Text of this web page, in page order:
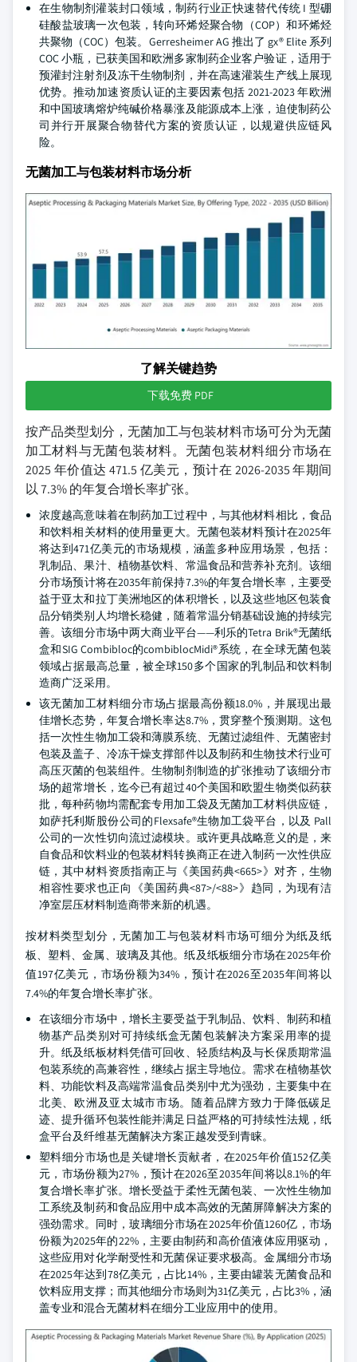
在生物制剂灌装封口领域，制药行业正快速替代传统 I 型硼
硅酸盐玻璃一次包装，转向环烯烃聚合物（COP）和环烯烃
共聚物（COC）包装。Gerresheimer AG 推出了 gx® Elite 系列
COC 小瓶，已获美国和欧洲多家制药企业客户验证，适用于
预灌封注射剂及冻干生物制剂，并在高速灌装生产线上展现
优势。推动加速资质认证的主要因素包括 2021-2023 年欧洲
和中国玻璃熔炉纯碱价格暴涨及能源成本上涨，迫使制药公
司并行开展聚合物替代方案的资质认证，以规避供应链风
险。
无菌加工与包装材料市场分析
了解关键趋势
下载免费 PDF
按产品类型划分，无菌加工与包装材料市场可分为无菌
加工材料与无菌包装材料。无菌包装材料细分市场在
2025 年价值达 471.5 亿美元，预计在 2026-2035 年期间
以 7.3% 的年复合增长率扩张。
浓度越高意味着在制药加工过程中，与其他材料相比，食品
和饮料相关材料的使用量更大。无菌包装材料预计在2025年
将达到471亿美元的市场规模，涵盖多种应用场景，包括：
乳制品、果汁、植物基饮料、常温食品和营养补充剂。该细
分市场预计将在2035年前保持7.3%的年复合增长率，主要受
益于亚太和拉丁美洲地区的体积增长，以及这些地区包装食
品分销类别人均增长稳健，随着常温分销基础设施的持续完
善。该细分市场中两大商业平台——利乐的Tetra Brik®无菌纸
盒和SIG Combibloc的combiblocMidi®系统，在全球无菌包装
领域占据最高总量，被全球150多个国家的乳制品和饮料制
造商广泛采用。
该无菌加工材料细分市场占据最高份额18.0%，并展现出最
佳增长态势，年复合增长率达8.7%，贯穿整个预测期。这包
括一次性生物加工袋和薄膜系统、无菌过滤组件、无菌密封
包装及盖子、冷冻干燥支撑部件以及制药和生物技术行业可
高压灭菌的包装组件。生物制剂制造的扩张推动了该细分市
场的超常增长，迄今已有超过40个美国和欧盟生物类似药获
批，每种药物均需配套专用加工袋及无菌加工材料供应链，
如萨托利斯股份公司的Flexsafe®生物加工袋平台，以及 Pall
公司的一次性切向流过滤模块。或许更具战略意义的是，来
自食品和饮料业的包装材料转换商正在进入制药一次性供应
链，其中材料资质指南正与《美国药典<665>》对齐，生物
相容性要求也正向《美国药典<87>/<88>》趋同，为现有洁
净室层压材料制造商带来新的机遇。
按材料类型划分，无菌加工与包装材料市场可细分为纸及纸
板、塑料、金属、玻璃及其他。纸及纸板细分市场在2025年价
值197亿美元，市场份额为34%，预计在2026至2035年间将以
7.4%的年复合增长率扩张。
在该细分市场中，增长主要受益于乳制品、饮料、制药和植
物基产品类别对可持续纸盒无菌包装解决方案采用率的提
升。纸及纸板材料凭借可回收、轻质结构及与长保质期常温
包装系统的高兼容性，继续占据主导地位。需求在植物基饮
料、功能饮料及高端常温食品类别中尤为强劲，主要集中在
北美、欧洲及亚太城市市场。随着品牌方致力于降低碳足
迹、提升循环包装性能并满足日益严格的可持续性法规，纸
盒平台及纤维基无菌解决方案正越发受到青睐。
塑料细分市场也是关键增长贡献者，在2025年价值152亿美
元，市场份额为27%，预计在2026至2035年间将以8.1%的年
复合增长率扩张。增长受益于柔性无菌包装、一次性生物加
工系统及制药和食品应用中成本高效的无菌屏障解决方案的
强劲需求。同时，玻璃细分市场在2025年价值1260亿，市场
份额为2025年的22%，主要由制药和高价值液体应用驱动，
这些应用对化学耐受性和无菌保证要求极高。金属细分市场
在2025年达到78亿美元，占比14%，主要由罐装无菌食品和
饮料应用支撑；而其他细分市场则为31亿美元，占比3%，涵
盖专业和混合无菌材料在细分工业应用中的使用。